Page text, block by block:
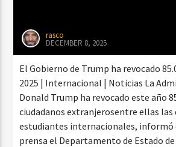
rasco
DECEMBER 8, 2025
El Gobierno de Trump ha revocado
2025 | Internacional | Noticias La
Donald Trump ha revocado este año
ciudadanos extranjerosentre ellas las
estudiantes internacionales, informó
prensa el Departamento de Estado